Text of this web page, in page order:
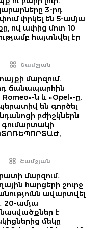
3-րդ
փրկել են 5-ամյա
ով ափից մոտ 10
հայտնվել էր
Շամշյան
մարզում.
ճանապարհին
ն և «Opel»-ը.
են գործել
բժիշկներն
գումարտակի
Շամշյան
մարզում․
հարցերի շուրջ
ավարտվել
20-ամյա
է
մեկը